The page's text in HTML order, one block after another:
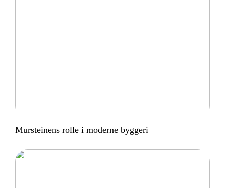
Mursteinens rolle i moderne byggeri